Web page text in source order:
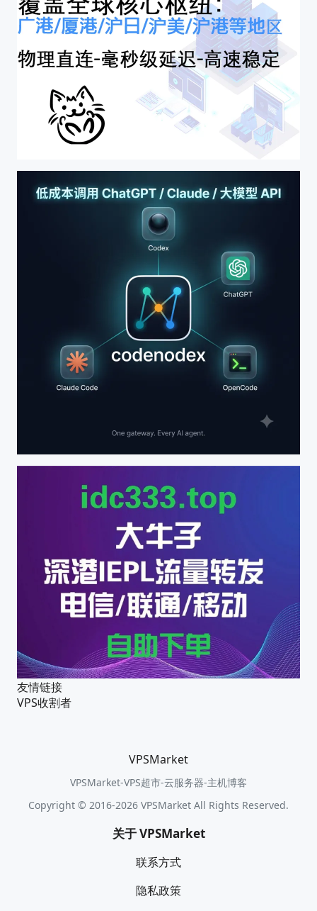
友情链接
VPS收割者
VPSMarket
VPSMarket-VPS超市-云服务器-主机博客
Copyright © 2016-2026 VPSMarket All Rights Reserved.
关于 VPSMarket
联系方式
隐私政策